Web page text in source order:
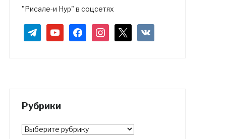
"Рисале-и Нур" в соцсетях
telegramyoutubefacebookinstagram vkontakte
Рубрики
Рубрики